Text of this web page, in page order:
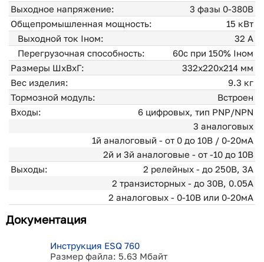
Выходное напряжение:
3 фазы 0-380В
Общепромышленная мощность:
15 кВт
Выходной ток Iном:
32 А
Перегрузочная способность:
60с при 150% Iном
Размеры ШхВхГ:
332x220x214 мм
Вес изделия:
9.3 кг
Тормозной модуль:
Встроен
Входы:
6 цифровых, тип PNP/NPN
3 аналоговых
1й аналоговый - от 0 до 10В / 0-20мА
2й и 3й аналоговые - от -10 до 10В
Выходы:
2 релейных - до 250В, 3А
2 транзисторных - до 30В, 0.05А
2 аналоговыx - 0-10В или 0-20мА
Документация
Инструкция ESQ 760
Размер файла: 5.63 Мбайт